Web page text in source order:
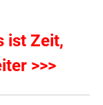
ist Zeit,
>>>